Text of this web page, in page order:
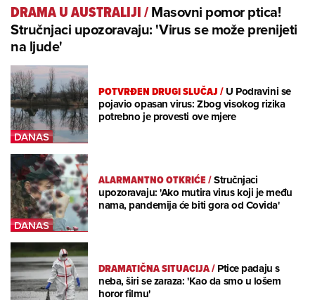
DRAMA U AUSTRALIJI/Masovni pomor ptica!
Stručnjaci upozoravaju: 'Virus se može prenijeti
na ljude'
POTVRĐEN DRUGI SLUČAJ/U Podravini se
pojavio opasan virus: Zbog visokog rizika
potrebno je provesti ove mjere
ALARMANTNO OTKRIĆE/Stručnjaci
upozoravaju: 'Ako mutira virus koji je među
nama, pandemija će biti gora od Covida'
DRAMATIČNA SITUACIJA/Ptice padaju s
neba, širi se zaraza: 'Kao da smo u lošem
horor filmu'